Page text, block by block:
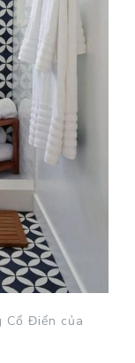
Cổ Điển của